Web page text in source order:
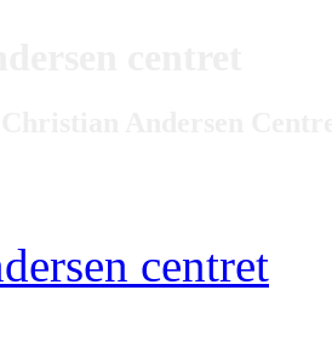
centret